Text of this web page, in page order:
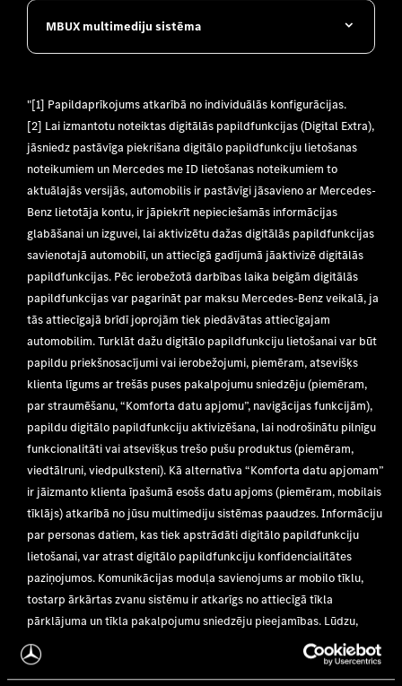
MBUX multimediju sistēma
"[1] Papildaprīkojums atkarībā no individuālās konfigurācijas.
[2] Lai izmantotu noteiktas digitālās papildfunkcijas (Digital Extra),
jāsniedz pastāvīga piekrišana digitālo papildfunkciju lietošanas
noteikumiem un Mercedes me ID lietošanas noteikumiem to
aktuālajās versijās, automobilis ir pastāvīgi jāsavieno ar Mercedes-
Benz lietotāja kontu, ir jāpiekrīt nepieciešamās informācijas
glabāšanai un izguvei, lai aktivizētu dažas digitālās papildfunkcijas
savienotajā automobilī, un attiecīgā gadījumā jāaktivizē digitālās
papildfunkcijas. Pēc ierobežotā darbības laika beigām digitālās
papildfunkcijas var pagarināt par maksu Mercedes-Benz veikalā, ja
tās attiecīgajā brīdī joprojām tiek piedāvātas attiecīgajam
automobilim. Turklāt dažu digitālo papildfunkciju lietošanai var būt
papildu priekšnosacījumi vai ierobežojumi, piemēram, atsevišķs
klienta līgums ar trešās puses pakalpojumu sniedzēju (piemēram,
par straumēšanu, “Komforta datu apjomu”, navigācijas funkcijām),
papildu digitālo papildfunkciju aktivizēšana, lai nodrošinātu pilnīgu
funkcionalitāti vai atsevišķus trešo pušu produktus (piemēram,
viedtālruni, viedpulksteni). Kā alternatīva “Komforta datu apjomam”
ir jāizmanto klienta īpašumā esošs datu apjoms (piemēram, mobilais
tīklājs) atkarībā no jūsu multimediju sistēmas paaudzes. Informāciju
par personas datiem, kas tiek apstrādāti digitālo papildfunkciju
lietošanai, var atrast digitālo papildfunkciju konfidencialitātes
paziņojumos. Komunikācijas moduļa savienojums ar mobilo tīklu,
tostarp ārkārtas zvanu sistēmu ir atkarīgs no attiecīgā tīkla
pārklājuma un tīkla pakalpojumu sniedzēju pieejamības. Lūdzu,
skatiet arī norādījumus sava automobiļa lietošanas instrukcijā."